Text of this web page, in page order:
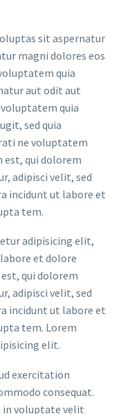
sit aspernatur
magni dolores eos
quia
aut odit aut
quia
sed quia
ne voluptatem
est, qui dolorem
adipisci velit, sed
incidunt ut labore et
tem.
adipisicing elit,
et dolore
qui dolorem
adipisci velit, sed
incidunt ut labore et
tem. Lorem
elit.
exercitation
consequat.
in voluptate velit